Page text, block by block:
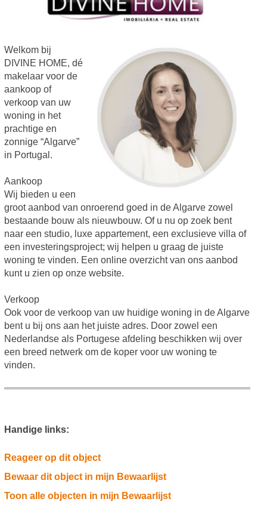
Welkom bij
DIVINE HOME, dé
makelaar voor de
aankoop of
verkoop van uw
woning in het
prachtige en
zonnige “Algarve”
in Portugal.
Aankoop
Wij bieden u een
groot aanbod van onroerend goed in de Algarve zowel
bestaande bouw als nieuwbouw. Of u nu op zoek bent
naar een studio, luxe appartement, een exclusieve villa of
een investeringsproject; wij helpen u graag de juiste
woning te vinden. Een online overzicht van ons aanbod
kunt u zien op onze website.
Verkoop
Ook voor de verkoop van uw huidige woning in de Algarve
bent u bij ons aan het juiste adres. Door zowel een
Nederlandse als Portugese afdeling beschikken wij over
een breed netwerk om de koper voor uw woning te
vinden.
Handige links:
Reageer op dit object
Bewaar dit object in mijn Bewaarlijst
Toon alle objecten in mijn Bewaarlijst